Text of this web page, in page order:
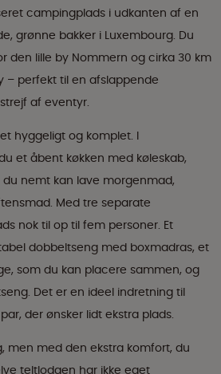
campingplads i udkanten af en
grønne bakker i Luxembourg. Du
den lille by Nommern og cirka 30 km
– perfekt til en afslappende
af eventyr.
hyggeligt og komplet. I
et åbent køkken med køleskab,
nemt kan lave morgenmad,
Med tre separate
nok til op til fem personer. Et
dobbeltseng med boxmadras, et
som du kan placere sammen, og
Det er en ideel indretning til
der ønsker lidt ekstra plads.
med den ekstra komfort, du
teltlodgen har ikke eget